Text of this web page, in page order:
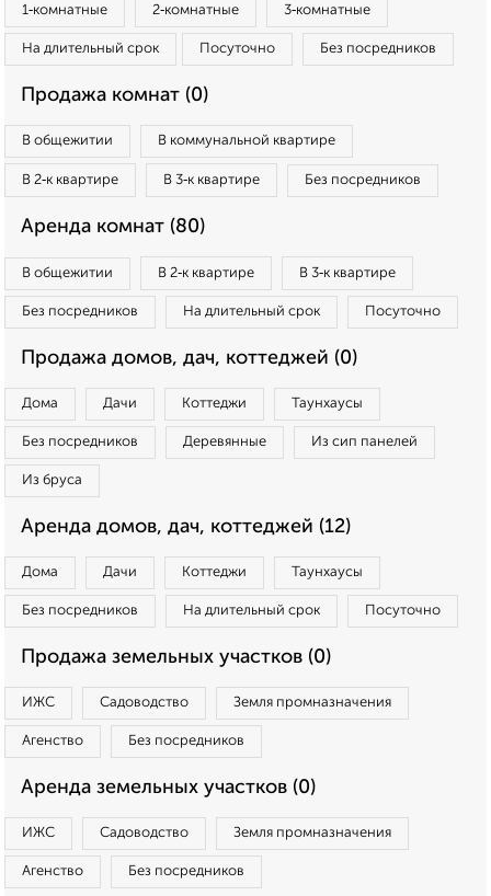
1‑комнатные 2‑комнатные 3‑комнатные
На длительный срок Посуточно Без посредников
Продажа комнат (0)
В общежитии В коммунальной квартире
В 2‑к квартире В 3‑к квартире Без посредников
Аренда комнат (80)
В общежитии В 2‑к квартире В 3‑к квартире
Без посредников На длительный срок Посуточно
Продажа домов, дач, коттеджей (0)
Дома Дачи Коттеджи Таунхаусы
Без посредников Деревянные Из сип панелей
Из бруса
Аренда домов, дач, коттеджей (12)
Дома Дачи Коттеджи Таунхаусы
Без посредников На длительный срок Посуточно
Продажа земельных участков (0)
ИЖС Садоводство Земля промназначения
Агенство Без посредников
Аренда земельных участков (0)
ИЖС Садоводство Земля промназначения
Агенство Без посредников